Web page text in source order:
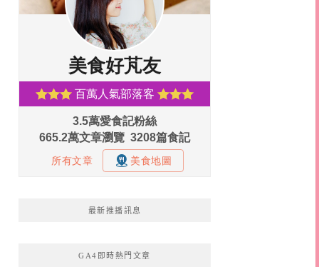
最新推播訊息
GA4即時熱門文章